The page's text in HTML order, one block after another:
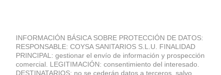
INFORMACIÓN BÁSICA SOBRE PROTECCIÓN DE DATOS:
RESPONSABLE: COYSA SANITARIOS S.L.U. FINALIDAD
PRINCIPAL: gestionar el envío de información y prospección
comercial. LEGITIMACIÓN: consentimiento del interesado.
DESTINATARIOS: no se cederán datos a terceros, salvo